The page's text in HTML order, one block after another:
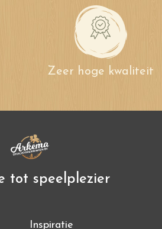
Zeer hoge kwaliteit
tot speelplezier
Inspiratie